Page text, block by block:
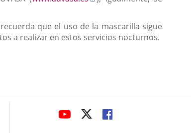
aplicación
externa.
que el uso de la mascarilla sigue
a realizar en estos servicios nocturnos.
LINK
LINK